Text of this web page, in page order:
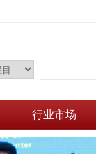
行业市场